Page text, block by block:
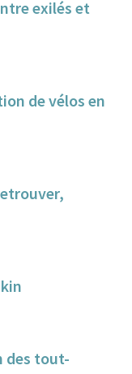
exilés et
de vélos en
des tout-